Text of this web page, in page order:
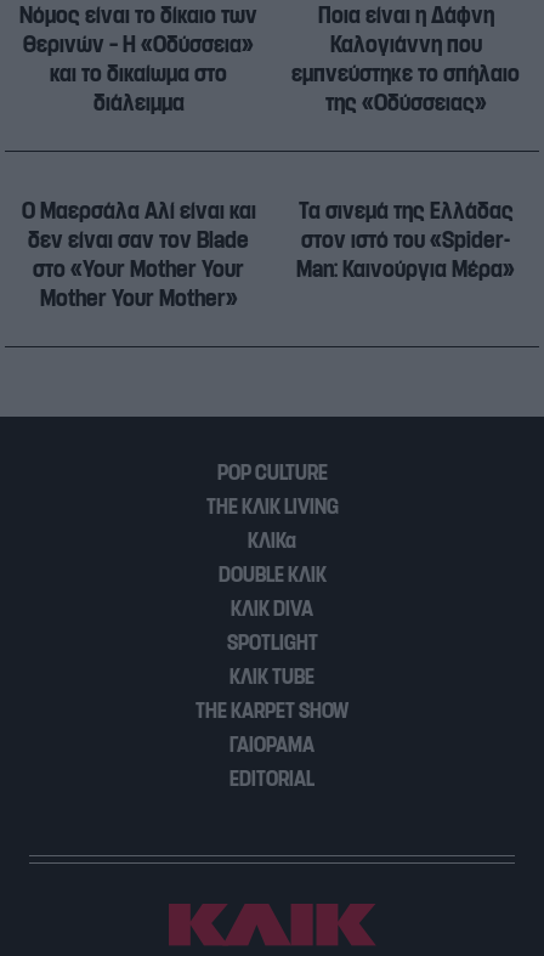
Νόμος είναι το δίκαιο των
θερινών – Η «Οδύσσεια»
και το δικαίωμα στο
διάλειμμα
Ποια είναι η Δάφνη
Καλογιάννη που
εμπνεύστηκε το σπήλαιο
της «Οδύσσειας»
Ο Μαερσάλα Αλί είναι και
δεν είναι σαν τον Blade
στο «Your Mother Your
Mother Your Mother»
Τα σινεμά της Ελλάδας
στον ιστό του «Spider-
Man: Καινούργια Μέρα»
POP CULTURE
THE ΚΛΙΚ LIVING
ΚΛΙΚα
DOUBLE ΚΛΙΚ
ΚΛΙΚ DIVA
SPOTLIGHT
ΚΛΙΚ TUBE
THE KARPET SHOW
ΓΑΙΟΡΑΜΑ
EDITORIAL